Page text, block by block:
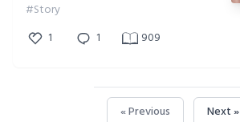
#Story
1
1 909
« Previous Next »